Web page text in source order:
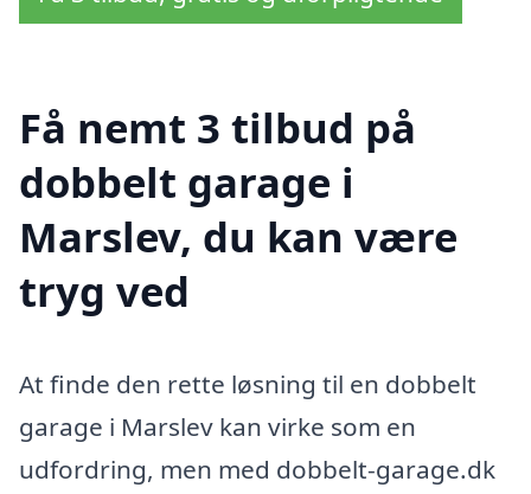
Få nemt 3 tilbud på
dobbelt garage i
Marslev, du kan være
tryg ved
At finde den rette løsning til en dobbelt
garage i Marslev kan virke som en
udfordring, men med dobbelt-garage.dk